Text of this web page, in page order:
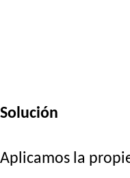
Solución
Aplicamos la